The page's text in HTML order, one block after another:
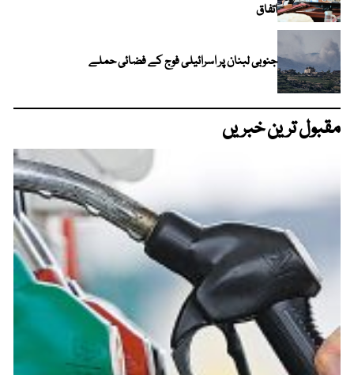
اتفاق
جنوبی لبنان پر اسرائیلی فوج کے فضائی حملے
مقبول ترین خبریں